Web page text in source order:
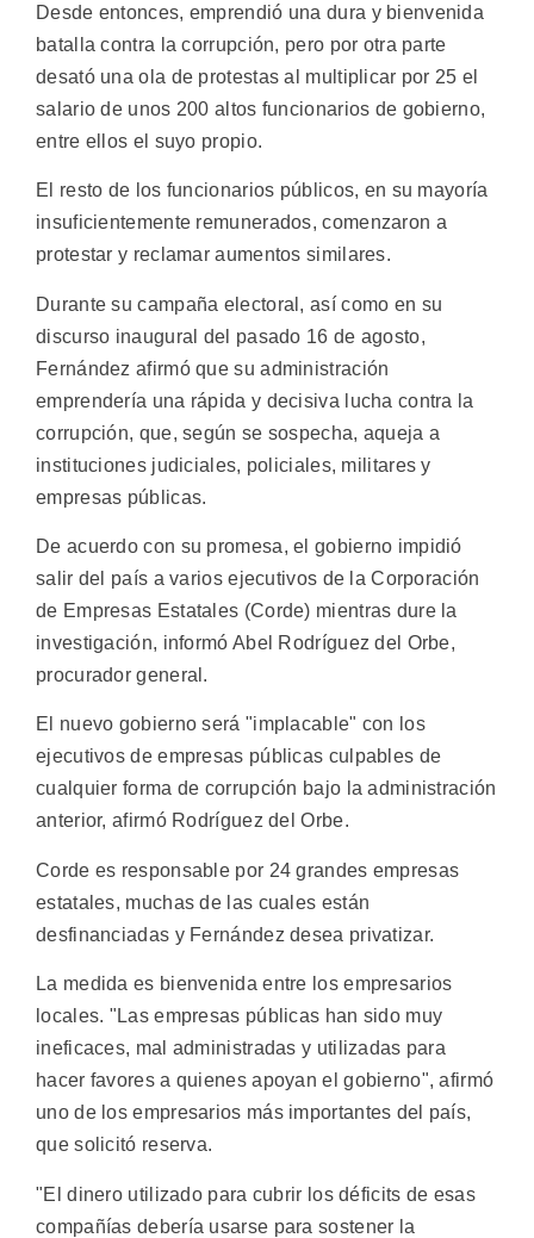
Desde entonces, emprendió una dura y bienvenida
batalla contra la corrupción, pero por otra parte
desató una ola de protestas al multiplicar por 25 el
salario de unos 200 altos funcionarios de gobierno,
entre ellos el suyo propio.
El resto de los funcionarios públicos, en su mayoría
insuficientemente remunerados, comenzaron a
protestar y reclamar aumentos similares.
Durante su campaña electoral, así como en su
discurso inaugural del pasado 16 de agosto,
Fernández afirmó que su administración
emprendería una rápida y decisiva lucha contra la
corrupción, que, según se sospecha, aqueja a
instituciones judiciales, policiales, militares y
empresas públicas.
De acuerdo con su promesa, el gobierno impidió
salir del país a varios ejecutivos de la Corporación
de Empresas Estatales (Corde) mientras dure la
investigación, informó Abel Rodríguez del Orbe,
procurador general.
El nuevo gobierno será "implacable" con los
ejecutivos de empresas públicas culpables de
cualquier forma de corrupción bajo la administración
anterior, afirmó Rodríguez del Orbe.
Corde es responsable por 24 grandes empresas
estatales, muchas de las cuales están
desfinanciadas y Fernández desea privatizar.
La medida es bienvenida entre los empresarios
locales. "Las empresas públicas han sido muy
ineficaces, mal administradas y utilizadas para
hacer favores a quienes apoyan el gobierno", afirmó
uno de los empresarios más importantes del país,
que solicitó reserva.
"El dinero utilizado para cubrir los déficits de esas
compañías debería usarse para sostener la